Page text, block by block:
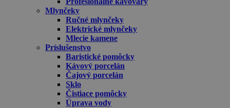
Mlynčeky
Ručné mlynčeky
Elektrické mlynčeky
Mlecie kamene
Príslušenstvo
Baristické pomôcky
Kávový porcelán
Čajový porcelán
Sklo
Čistiace pomôcky
Úprava vody